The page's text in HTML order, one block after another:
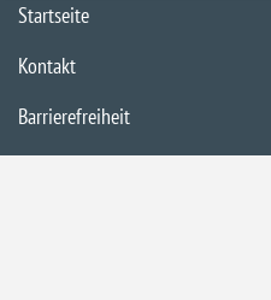
Startseite
Kontakt
Barrierefreiheit